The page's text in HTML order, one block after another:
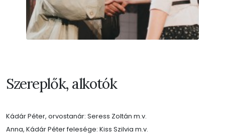
Szereplők, alkotók
Kádár Péter, orvostanár: Seress Zoltán m.v.
Anna, Kádár Péter felesége: Kiss Szilvia m.v.